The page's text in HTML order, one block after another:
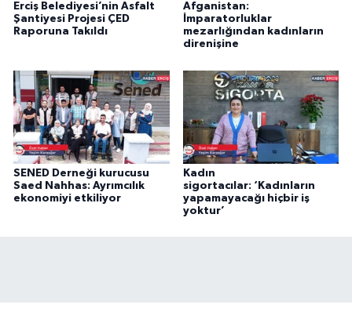
Erciş Belediyesi’nin Asfalt
Şantiyesi Projesi ÇED
Raporuna Takıldı
Afganistan:
İmparatorluklar
mezarlığından kadınların
direnişine
SENED Derneği kurucusu
Saed Nahhas: Ayrımcılık
ekonomiyi etkiliyor
Kadın
sigortacılar: ‘Kadınların
yapamayacağı hiçbir iş
yoktur’